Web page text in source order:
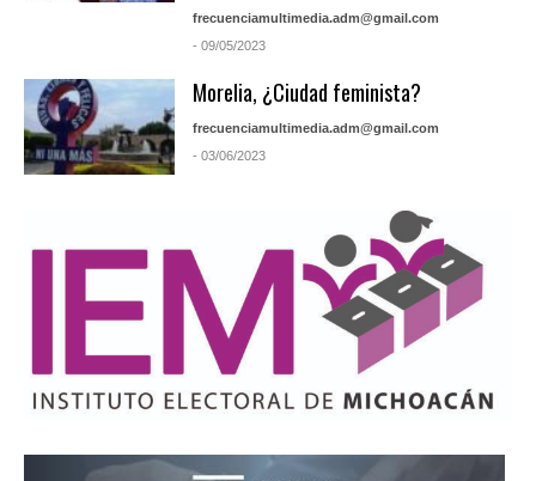
frecuenciamultimedia.adm@gmail.com
- 09/05/2023
Morelia, ¿Ciudad feminista?
frecuenciamultimedia.adm@gmail.com
- 03/06/2023